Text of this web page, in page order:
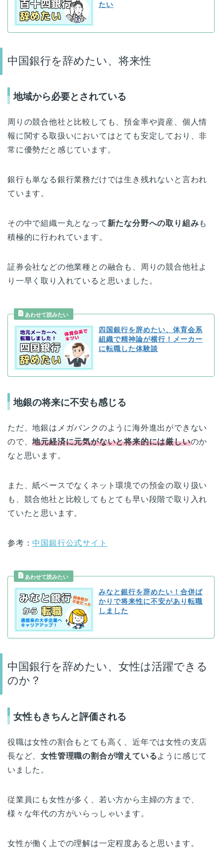
たい
中国銀行を辞めたい、将来性
地域から必要とされている
周りの競合他社と比較しても、預金率や資産、個人情
報に関する取扱いにおいてはとても安定しており、非
常に優勢だと感じています。
銀行も単なる銀行業務だけでは生き残れないと言われ
ています。
その中で組織一丸となって 新たな分野への取り組みも
積極的に行われています。
証券会社などの他業種との融合も、周りの競合他社よ
り一早く取り入れていると思いました。
四国銀行を辞めたい、体育会系
組織で精神論が横行！メーカー
に転職した体験談
地銀の将来に不安も感じる
ただ、地銀はメガバンクのように海外進出ができない
ので、地元経済に元気がないと将来的には厳しいのか
なと思います。
また、紙ベースでなくネット環境での預金の取り扱い
も、競合他社と比較してもとても早い段階で取り入れ
ていたと思います。
参考： 中国銀行公式サイト
みなと銀行を辞めたい！合併ば
かりで将来性に不安があり転職
しました
中国銀行を辞めたい、女性は活躍できる
のか？
女性もきちんと評価される
役職は女性の割合もとても高く、近年では女性の支店
長など、女性管理職の割合が増えているように感じて
いました。
従業員にも女性が多く、若い方から主婦の方まで、
様々な年代の方がいらっしゃいます。
女性が働く上での理解は一定程度あると思います。